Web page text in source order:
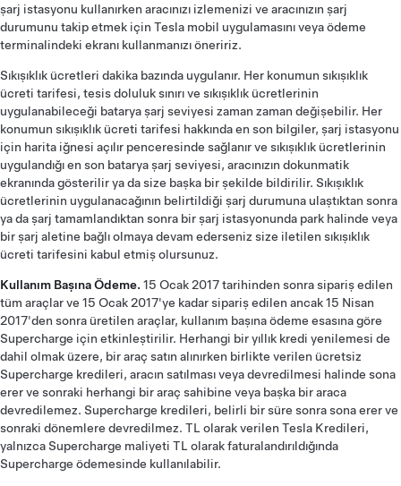
şarj istasyonu kullanırken aracınızı izlemenizi ve aracınızın şarj
durumunu takip etmek için Tesla mobil uygulamasını veya ödeme
terminalindeki ekranı kullanmanızı öneririz.
Sıkışıklık ücretleri dakika bazında uygulanır. Her konumun sıkışıklık
ücreti tarifesi, tesis doluluk sınırı ve sıkışıklık ücretlerinin
uygulanabileceği batarya şarj seviyesi zaman zaman değişebilir. Her
konumun sıkışıklık ücreti tarifesi hakkında en son bilgiler, şarj istasyonu
için harita iğnesi açılır penceresinde sağlanır ve sıkışıklık ücretlerinin
uygulandığı en son batarya şarj seviyesi, aracınızın dokunmatik
ekranında gösterilir ya da size başka bir şekilde bildirilir. Sıkışıklık
ücretlerinin uygulanacağının belirtildiği şarj durumuna ulaştıktan sonra
ya da şarj tamamlandıktan sonra bir şarj istasyonunda park halinde veya
bir şarj aletine bağlı olmaya devam ederseniz size iletilen sıkışıklık
ücreti tarifesini kabul etmiş olursunuz.
Kullanım Başına Ödeme. 15 Ocak 2017 tarihinden sonra sipariş edilen
tüm araçlar ve 15 Ocak 2017'ye kadar sipariş edilen ancak 15 Nisan
2017'den sonra üretilen araçlar, kullanım başına ödeme esasına göre
Supercharge için etkinleştirilir. Herhangi bir yıllık kredi yenilemesi de
dahil olmak üzere, bir araç satın alınırken birlikte verilen ücretsiz
Supercharge kredileri, aracın satılması veya devredilmesi halinde sona
erer ve sonraki herhangi bir araç sahibine veya başka bir araca
devredilemez. Supercharge kredileri, belirli bir süre sonra sona erer ve
sonraki dönemlere devredilmez. TL olarak verilen Tesla Kredileri,
yalnızca Supercharge maliyeti TL olarak faturalandırıldığında
Supercharge ödemesinde kullanılabilir.